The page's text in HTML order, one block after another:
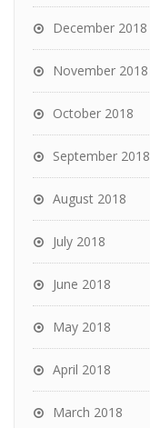
December 2018
November 2018
October 2018
September 2018
August 2018
July 2018
June 2018
May 2018
April 2018
March 2018